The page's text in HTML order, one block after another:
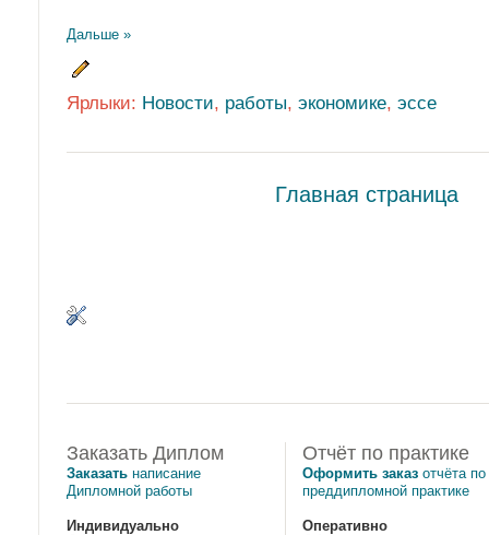
Дальше »
Ярлыки: Новости, работы, экономике, эссе
Главная страница
Заказать Диплом
Заказать написание
Дипломной работы
Индивидуально
Отчёт по практике
Оформить заказ отчёта по
преддипломной практике
Оперативно